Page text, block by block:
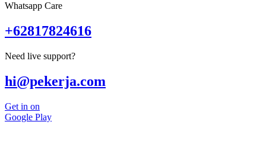
Whatsapp Care
+62817824616
Need live support?
hi@pekerja.com
Get in on
Google Play